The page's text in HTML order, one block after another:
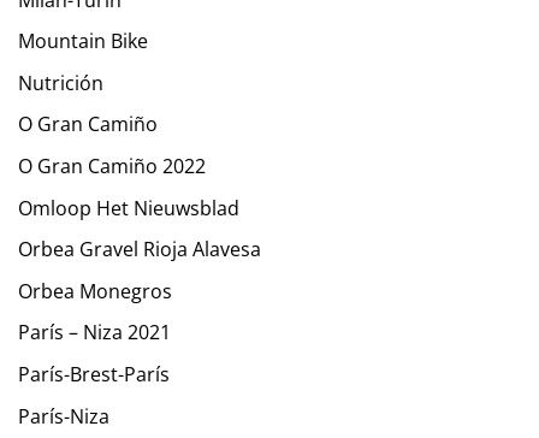
Mountain Bike
Nutrición
O Gran Camiño
O Gran Camiño 2022
Omloop Het Nieuwsblad
Orbea Gravel Rioja Alavesa
Orbea Monegros
París – Niza 2021
París-Brest-París
París-Niza